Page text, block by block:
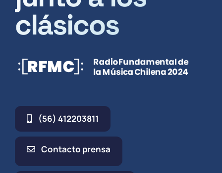
clásicos
(56) 412203811
Contacto prensa